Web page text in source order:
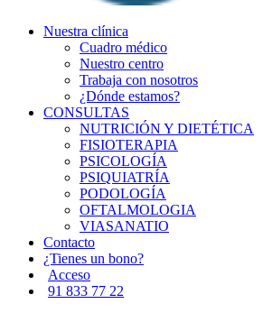
Nuestra clínica
Cuadro médico
Nuestro centro
Trabaja con nosotros
¿Dónde estamos?
CONSULTAS
NUTRICIÓN Y DIETÉTICA
FISIOTERAPIA
PSICOLOGÍA
PSIQUIATRÍA
PODOLOGÍA
OFTALMOLOGIA
VIASANATIO
Contacto
¿Tienes un bono?
Acceso
91 833 77 22